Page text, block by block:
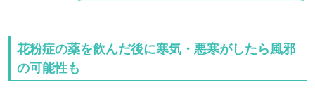
花粉症の薬を飲んだ後に寒気・悪寒がしたら風邪
の可能性も